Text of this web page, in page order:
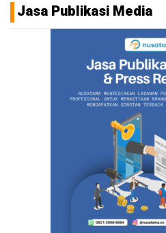
Jasa Publikasi Media